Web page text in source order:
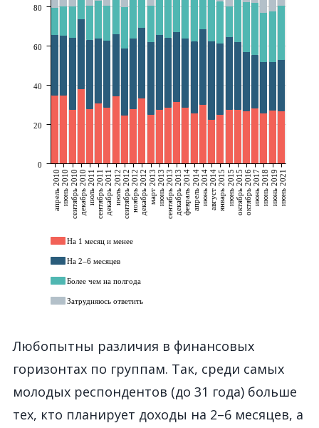
Любопытны различия в финансовых
горизонтах по группам. Так, среди самых
молодых респондентов (до 31 года) больше
тех, кто планирует доходы на 2–6 месяцев, а